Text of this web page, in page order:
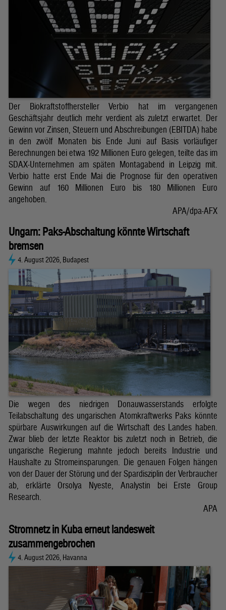
Der Biokraftstoffhersteller Verbio hat im vergangenen
Geschäftsjahr deutlich mehr verdient als zuletzt erwartet. Der
Gewinn vor Zinsen, Steuern und Abschreibungen (EBITDA) habe
in den zwölf Monaten bis Ende Juni auf Basis vorläufiger
Berechnungen bei etwa 192 Millionen Euro gelegen, teilte das im
SDAX-Unternehmen am späten Montagabend in Leipzig mit.
Verbio hatte erst Ende Mai die Prognose für den operativen
Gewinn auf 160 Millionen Euro bis 180 Millionen Euro
angehoben.
APA/dpa-AFX
Ungarn: Paks-Abschaltung könnte Wirtschaft
bremsen
4. August 2026, Budapest
Die wegen des niedrigen Donauwasserstands erfolgte
Teilabschaltung des ungarischen Atomkraftwerks Paks könnte
spürbare Auswirkungen auf die Wirtschaft des Landes haben.
Zwar blieb der letzte Reaktor bis zuletzt noch in Betrieb, die
ungarische Regierung mahnte jedoch bereits Industrie und
Haushalte zu Stromeinsparungen. Die genauen Folgen hängen
von der Dauer der Störung und der Spardisziplin der Verbraucher
ab, erklärte Orsolya Nyeste, Analystin bei Erste Group
Research.
APA
Stromnetz in Kuba erneut landesweit
zusammengebrochen
4. August 2026, Havanna